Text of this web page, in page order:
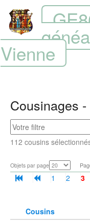
Vienne
Cousinages
112 cousins
Objets par page
1 2 3
Cousins